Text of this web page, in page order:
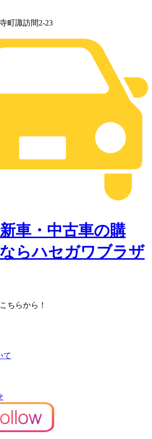
町諏訪間2-23
車・中古車の購
らハセガワブラザ
ちらから！
て